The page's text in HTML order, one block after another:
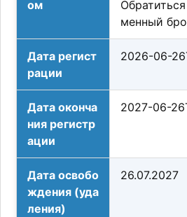
ом
менный
Дата регист
рации
2026-06-
Дата оконча
ния регистр
ации
2027-06-
Дата освобо
ждения (уда
ления)
26.07.2027